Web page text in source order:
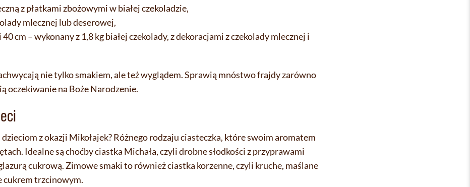
z płatkami zbożowymi w białej czekoladzie,
mlecznej lub deserowej,
cm – wykonany z 1,8 kg białej czekolady, z dekoracjami z czekolady mlecznej i
nie tylko smakiem, ale też wyglądem. Sprawią mnóstwo frajdy zarówno
oczekiwanie na Boże Narodzenie.
dzieciom z okazji Mikołajek? Różnego rodzaju ciasteczka, które swoim aromatem
Idealne są choćby ciastka Michała, czyli drobne słodkości z przyprawami
cukrową. Zimowe smaki to również ciastka korzenne, czyli kruche, maślane
cukrem trzcinowym.